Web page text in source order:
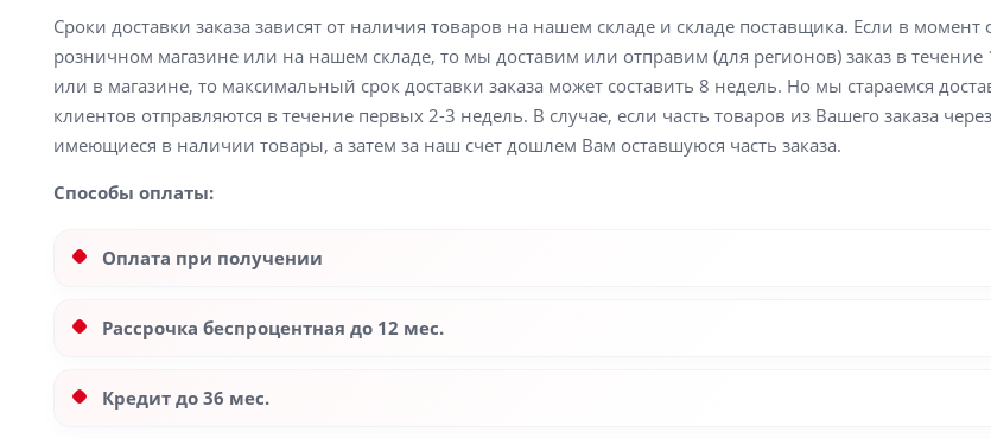
Сроки доставки заказа зависят от наличия товаров на нашем складе и складе поставщика. Если в
розничном магазине или на нашем складе, то мы доставим или отправим (для регионов) заказ в течение
или в магазине, то максимальный срок доставки заказа может составить 8 недель. Но мы стараемся
клиентов отправляются в течение первых 2-3 недель. В случае, если часть товаров из Вашего заказа
имеющиеся в наличии товары, а затем за наш счет дошлем Вам оставшуюся часть заказа.
Способы оплаты:
Оплата при получении
Рассрочка беспроцентная до 12 мес.
Кредит до 36 мес.